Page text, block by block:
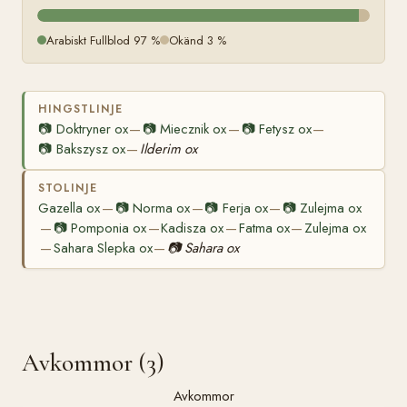
Arabiskt Fullblod 97 % Okänd 3 %
HINGSTLINJE
📷 Doktryner ox— 📷Miecznik ox— 📷 Fetysz ox—
📷 Bakszysz ox— Ilderim ox
STOLINJE
Gazella ox— 📷Norma ox—📷 Ferja ox— 📷 Zulejma ox
— 📷Pomponia ox—Kadisza ox—Fatma ox— Zulejma ox
—Sahara Slepka ox— 📷 Sahara ox
Avkommor (3)
Avkommor